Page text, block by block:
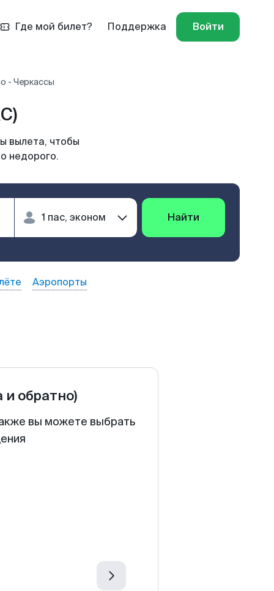
Где мой билет? Поддержка Войти
- Черкассы
вылета, чтобы
недорого.
Найти
Аэропорты
и обратно)
вы можете выбрать